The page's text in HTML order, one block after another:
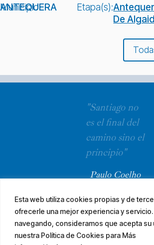
Esta web utiliza cookies propias y de
ofrecerle una mejor experiencia y servicio.
navegando, consideramos que acepta su
nuestra Política de Cookies para Más
Municipio:
ANTEQUERA Etapa(s):
De
"Santiago no
es el final del
camino sino el
principio"
Paulo Coelho